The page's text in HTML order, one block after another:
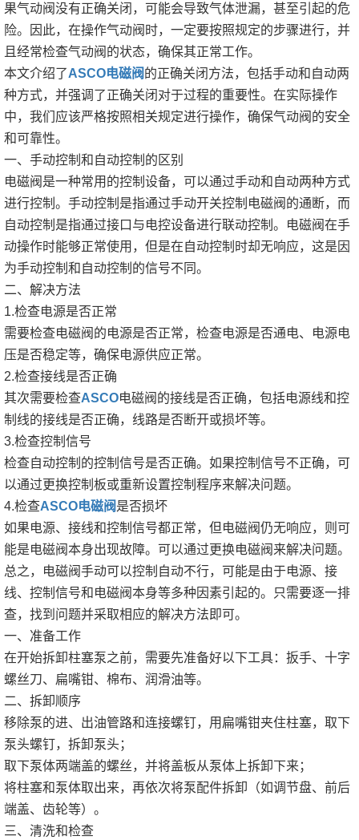
果气动阀没有正确关闭，可能会导致气体泄漏，甚至引起的危
险。因此，在操作气动阀时，一定要按照规定的步骤进行，并
且经常检查气动阀的状态，确保其正常工作。
本文介绍了ASCO电磁阀的正确关闭方法，包括手动和自动两
种方式，并强调了正确关闭对于过程的重要性。在实际操作
中，我们应该严格按照相关规定进行操作，确保气动阀的安全
和可靠性。
一、手动控制和自动控制的区别
电磁阀是一种常用的控制设备，可以通过手动和自动两种方式
进行控制。手动控制是指通过手动开关控制电磁阀的通断，而
自动控制是指通过接口与电控设备进行联动控制。电磁阀在手
动操作时能够正常使用，但是在自动控制时却无响应，这是因
为手动控制和自动控制的信号不同。
二、解决方法
1.检查电源是否正常
需要检查电磁阀的电源是否正常，检查电源是否通电、电源电
压是否稳定等，确保电源供应正常。
2.检查接线是否正确
其次需要检查ASCO电磁阀的接线是否正确，包括电源线和控
制线的接线是否正确，线路是否断开或损坏等。
3.检查控制信号
检查自动控制的控制信号是否正确。如果控制信号不正确，可
以通过更换控制板或重新设置控制程序来解决问题。
4.检查ASCO电磁阀是否损坏
如果电源、接线和控制信号都正常，但电磁阀仍无响应，则可
能是电磁阀本身出现故障。可以通过更换电磁阀来解决问题。
总之，电磁阀手动可以控制自动不行，可能是由于电源、接
线、控制信号和电磁阀本身等多种因素引起的。只需要逐一排
查，找到问题并采取相应的解决方法即可。
一、准备工作
在开始拆卸柱塞泵之前，需要先准备好以下工具：扳手、十字
螺丝刀、扁嘴钳、棉布、润滑油等。
二、拆卸顺序
移除泵的进、出油管路和连接螺钉，用扁嘴钳夹住柱塞，取下
泵头螺钉，拆卸泵头；
取下泵体两端盖的螺丝，并将盖板从泵体上拆卸下来；
将柱塞和泵体取出来，再依次将泵配件拆卸（如调节盘、前后
端盖、齿轮等）。
三、清洗和检查